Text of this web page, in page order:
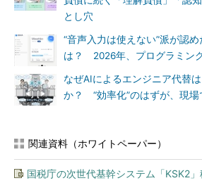
とし穴
“音声入力は使えない”派が認
は？ 2026年、プログラミン
なぜAIによるエンジニア代替
か？ “効率化”のはずが、現場
関連資料（ホワイトペーパー）
国税庁の次世代基幹システム「KSK2